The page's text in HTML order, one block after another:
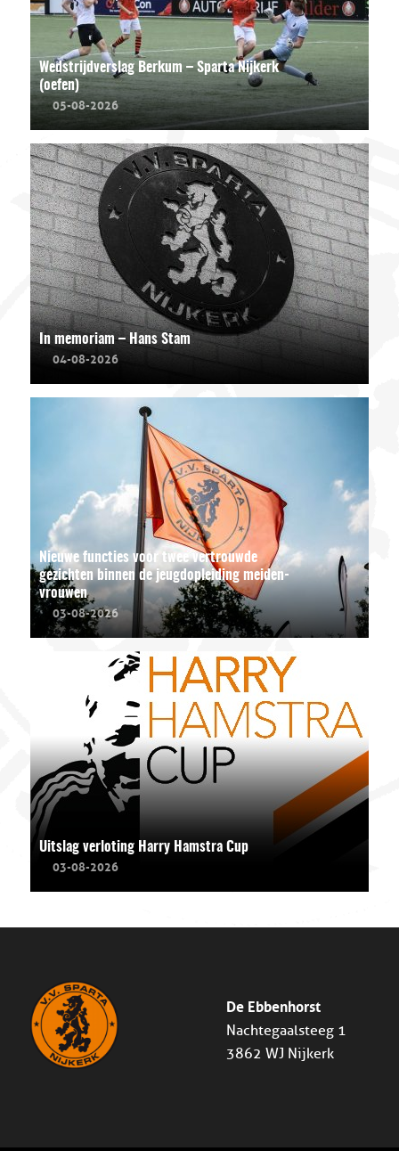
Wedstrijdverslag Berkum – Sparta Nijkerk
(oefen)
05-08-2026
In memoriam – Hans Stam
04-08-2026
Nieuwe functies voor twee vertrouwde
gezichten binnen de jeugdopleiding meiden-
vrouwen
03-08-2026
Uitslag verloting Harry Hamstra Cup
03-08-2026
De Ebbenhorst
Nachtegaalsteeg 1
3862 WJ Nijkerk